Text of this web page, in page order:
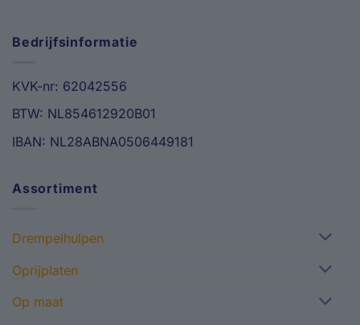
Bedrijfsinformatie
KVK-nr: 62042556
BTW: NL854612920B01
IBAN: NL28ABNA0506449181
Assortiment
Drempelhulpen
Oprijplaten
Op maat